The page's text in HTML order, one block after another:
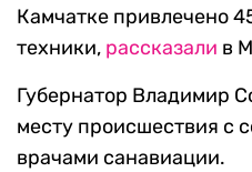
Камчатке привлечено
техники, рассказали в
Губернатор Владимир
месту происшествия с
врачами санавиации.